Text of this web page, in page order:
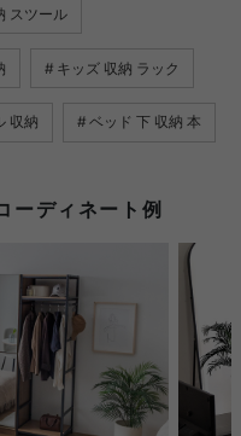
スツール
キッズ 収納 ラック
収納 ベッド 下 収納 本
ーディネート例